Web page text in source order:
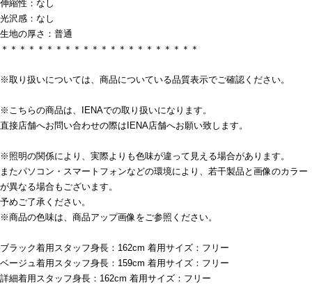
伸縮性：なし
光沢感：なし
生地の厚さ：普通
＊＊＊＊＊＊＊＊＊＊＊＊＊＊＊＊＊＊＊＊＊＊
※取り扱いについては、商品についている品質表示でご確認ください。
※こちらの商品は、IENAでの取り扱いになります。
直接店舗へお問い合わせの際はIENA店舗へお願い致します。
※照明の関係により、実際よりも色味が違って見える場合があります。
またパソコン・スマートフォンなどの環境により、若干製品と画像のカラー
が異なる場合もございます。
予めご了承ください。
※商品の色味は、商品アップ画像をご参照ください。
ブラック着用スタッフ身長：162cm 着用サイズ：フリー
ベージュ着用スタッフ身長：159cm 着用サイズ：フリー
詳細着用スタッフ身長：162cm 着用サイズ：フリー